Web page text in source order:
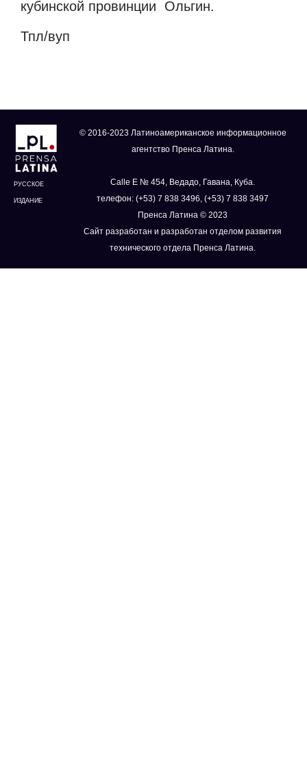
кубинской провинции Ольгин.
Тпл/вуп
РУССКОЕ
ИЗДАНИЕ
© 2016-2023 Латиноамериканское информационное
агентство Пренса Латина.
Calle E № 454, Ведадо, Гавана, Куба.
телефон: (+53) 7 838 3496, (+53) 7 838 3497
Пренса Латина © 2023
Сайт разработан и разработан отделом развития
технического отдела Пренса Латина.